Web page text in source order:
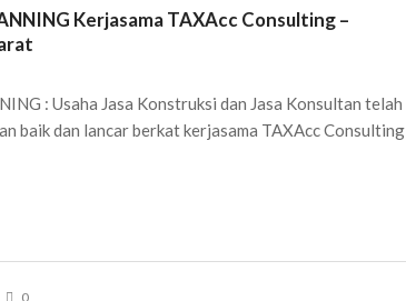
Kerjasama TAXAcc Consulting –
: Usaha Jasa Konstruksi dan Jasa Konsultan telah
baik dan lancar berkat kerjasama TAXAcc Consulting
0